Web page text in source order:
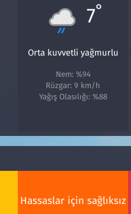
7°
Orta kuvvetli yağmurlu
Nem: %94
Rüzgar: 9 km/h
Yağış Olasılığı: %88
Hassaslar için sağlıksız